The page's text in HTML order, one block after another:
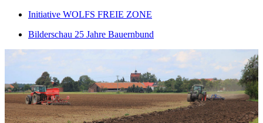
Initiative WOLFS FREIE ZONE
Bilderschau 25 Jahre Bauernbund